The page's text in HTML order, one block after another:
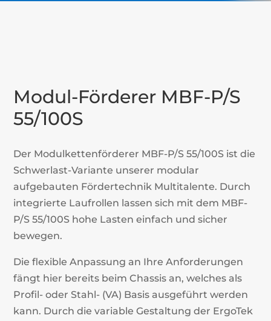
Modul-Förderer MBF-P/S
55/100S
Der Modulkettenförderer MBF-P/S 55/100S ist die
Schwerlast-Variante unserer modular
aufgebauten Fördertechnik Multitalente. Durch
integrierte Laufrollen lassen sich mit dem MBF-
P/S 55/100S hohe Lasten einfach und sicher
bewegen.
Die flexible Anpassung an Ihre Anforderungen
fängt hier bereits beim Chassis an, welches als
Profil- oder Stahl- (VA) Basis ausgeführt werden
kann. Durch die variable Gestaltung der ErgoTek